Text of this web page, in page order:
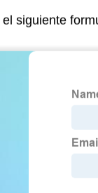
siguiente